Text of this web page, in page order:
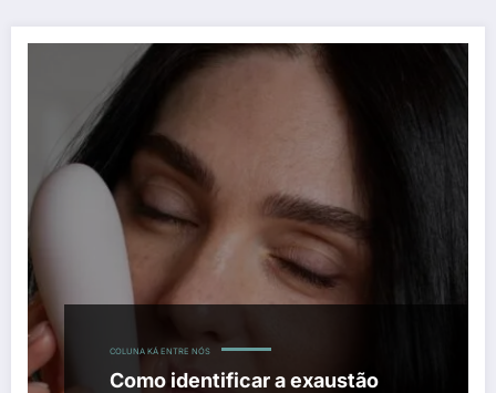
COLUNA KÁ ENTRE NÓS
Como identificar a exaustão